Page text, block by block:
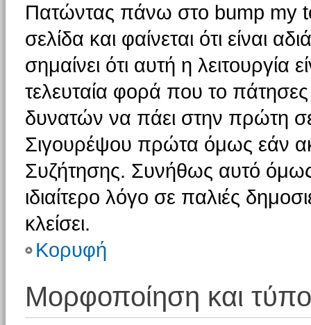
Πατώντας πάνω στο bump my
σελίδα και φαίνεται ότι είναι
σημαίνει ότι αυτή η λειτουργία
τελευταία φορά που το πάτησες
δυνατών να πάει στην πρώτη
Σιγουρέψου πρώτα όμως εάν
Συζήτησης. Συνήθως αυτό όμως
ιδιαίτερο λόγο σε παλιές
κλείσει.
Κορυφή
Μορφοποίηση και